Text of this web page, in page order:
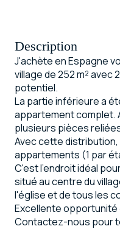
Description
J'achète en Espagne
village de 252 m²
potentiel.
La partie inférieure a
appartement complet.
plusieurs pièces
Avec cette
appartements (1 par
C'est l'endroit idéal
situé au centre du
l'église et de tous les
Excellente
Contactez-nous pour